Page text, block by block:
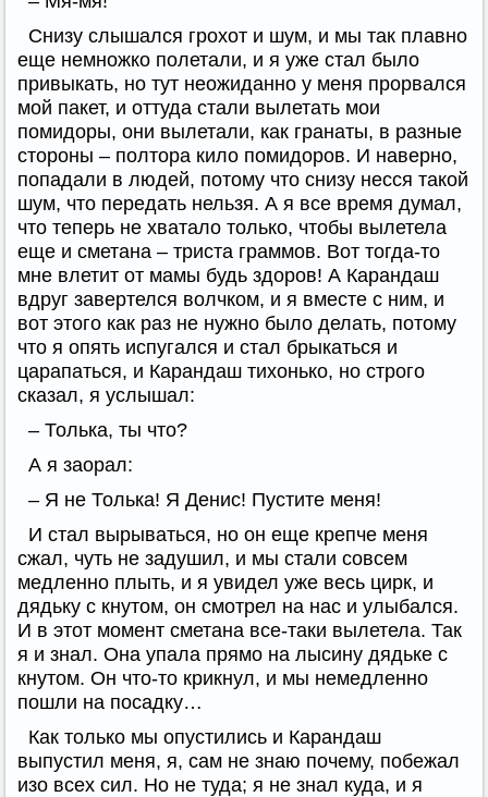
Снизу слышался грохот и шум, и мы так плавно
еще немножко полетали, и я уже стал было
привыкать, но тут неожиданно у меня прорвался
мой пакет, и оттуда стали вылетать мои
помидоры, они вылетали, как гранаты, в разные
стороны – полтора кило помидоров. И наверно,
попадали в людей, потому что снизу несся такой
шум, что передать нельзя. А я все время думал,
что теперь не хватало только, чтобы вылетела
еще и сметана – триста граммов. Вот тогда-то
мне влетит от мамы будь здоров! А Карандаш
вдруг завертелся волчком, и я вместе с ним, и
вот этого как раз не нужно было делать, потому
что я опять испугался и стал брыкаться и
царапаться, и Карандаш тихонько, но строго
сказал, я услышал:
– Толька, ты что?
А я заорал:
– Я не Толька! Я Денис! Пустите меня!
И стал вырываться, но он еще крепче меня
сжал, чуть не задушил, и мы стали совсем
медленно плыть, и я увидел уже весь цирк, и
дядьку с кнутом, он смотрел на нас и улыбался.
И в этот момент сметана все-таки вылетела. Так
я и знал. Она упала прямо на лысину дядьке с
кнутом. Он что-то крикнул, и мы немедленно
пошли на посадку…
Как только мы опустились и Карандаш
выпустил меня, я, сам не знаю почему, побежал
изо всех сил. Но не туда; я не знал куда, и я